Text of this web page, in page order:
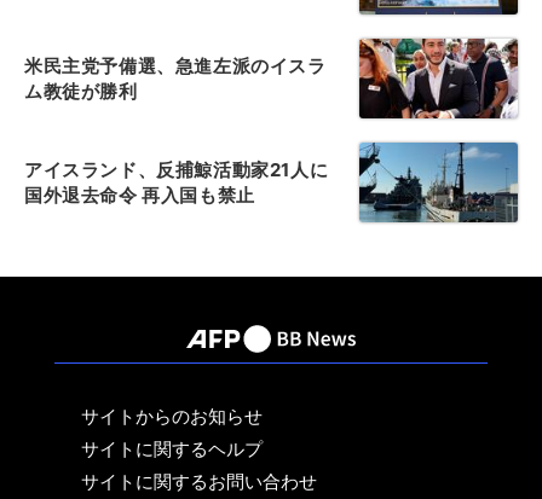
米民主党予備選、急進左派のイスラ
ム教徒が勝利
アイスランド、反捕鯨活動家21人に
国外退去命令 再入国も禁止
サイトからのお知らせ
サイトに関するヘルプ
サイトに関するお問い合わせ